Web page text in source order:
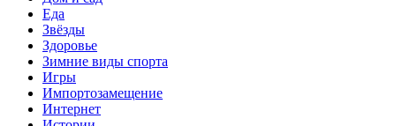
Еда
Звёзды
Здоровье
Зимние виды спорта
Игры
Импортозамещение
Интернет